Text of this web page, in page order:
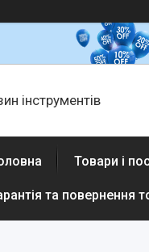
інструментів
Товари і
та повернення